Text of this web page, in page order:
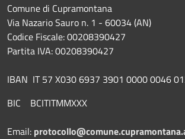
Comune di Cupramontana
Via Nazario Sauro n. 1 - 60034 (AN)
Codice Fiscale: 00208390427
Partita IVA: 00208390427
IBAN IT 57 X030 6937 3901 0000 0046
BIC BCITITMMXXX
Email: